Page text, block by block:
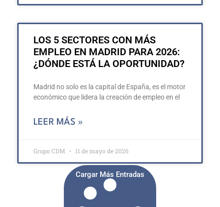
LOS 5 SECTORES CON MÁS
EMPLEO EN MADRID PARA 2026:
¿DÓNDE ESTÁ LA OPORTUNIDAD?
Madrid no solo es la capital de España, es el motor
económico que lidera la creación de empleo en el
LEER MÁS »
Grupo CDM 11 de mayo de 2026
Cargar Más Entradas